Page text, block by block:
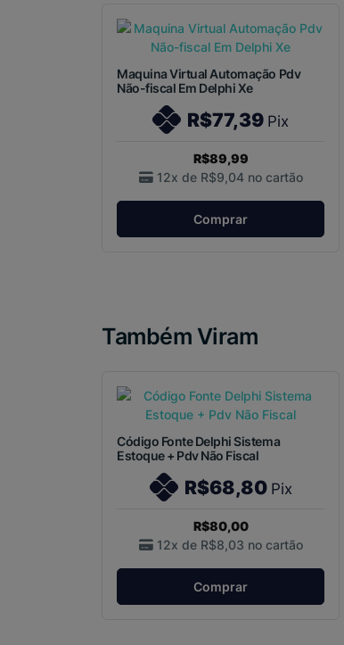
Maquina Virtual Automação Pdv
Não-fiscal Em Delphi Xe
R$77,39 Pix
R$89,99
12x de R$9,04 no cartão
Comprar
Também Viram
Código Fonte Delphi Sistema
Estoque + Pdv Não Fiscal
R$68,80 Pix
R$80,00
12x de R$8,03 no cartão
Comprar